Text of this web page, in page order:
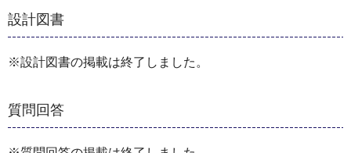
設計図書
※設計図書の掲載は終了しました。
質問回答